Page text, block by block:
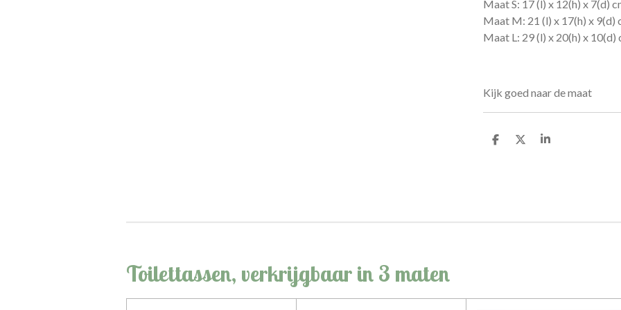
Maat S: 17 (l) x 12(h) x 7(d)
Maat M: 21 (l) x 17(h) x 9(d)
Maat L: 29 (l) x 20(h) x 10(d)
Kijk goed naar de maat
D
D
S
Toilettassen, verkrijgbaar in 3 maten